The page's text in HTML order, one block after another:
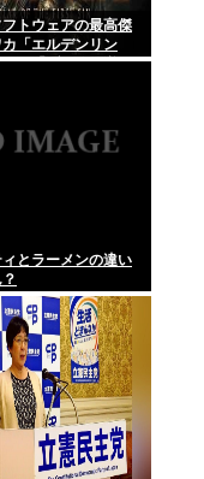
ったよな。わずか1
んやが
が崩壊して終わる
www
1の息子のためにお
トウェアの最高傑
「エルデンリン
厨「ブラボ」逆張
ィとラーメンの違い